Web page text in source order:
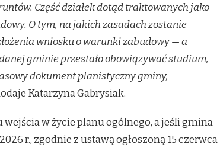
Część działek dotąd traktowanych jako
O tym, na jakich zasadach zostanie
wniosku o warunki zabudowy — a
gminie przestało obowiązywać studium,
dokument planistyczny gminy,
Katarzyna Gabrysiak.
w życie planu ogólnego, a jeśli gmina
r., zgodnie z ustawą ogłoszoną 15 czerwca